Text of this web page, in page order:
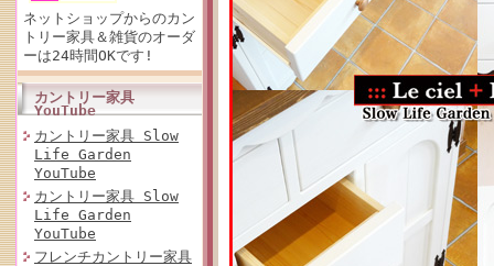
ネットショップからのカン
トリー家具＆雑貨のオーダ
ーは24時間OKです!
カントリー家具
YouTube
カントリー家具 Slow
Life Garden
YouTube
カントリー家具 Slow
Life Garden
YouTube
フレンチカントリー家具